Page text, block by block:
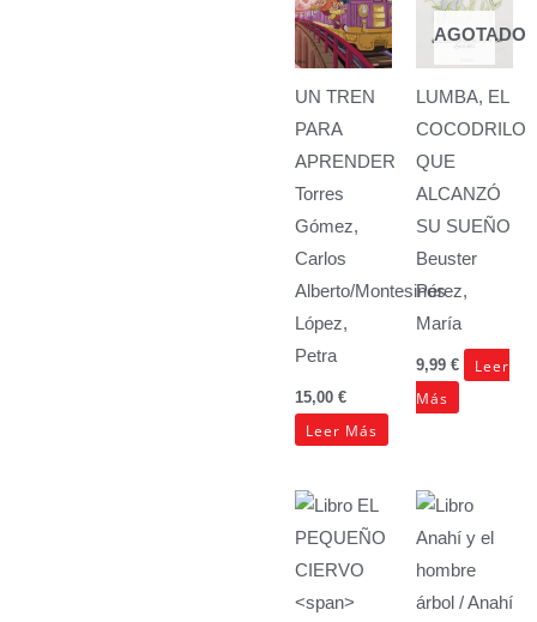
UN TREN
PARA
APRENDER
Torres
Gómez,
Carlos
Alberto/Montesinos
López,
Petra
15,00 €
Leer Más
AGOTADO
LUMBA, EL
COCODRILO
QUE
ALCANZÓ
SU SUEÑO
Beuster
Pérez,
María
9,99 €
Leer
Más